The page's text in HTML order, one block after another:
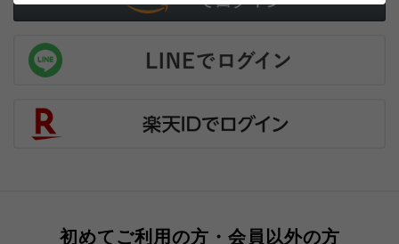
初めてご利用の方・会員以外の方